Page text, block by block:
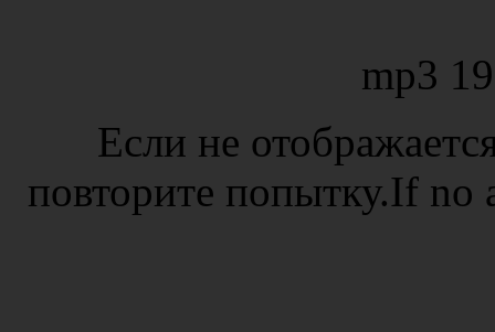
mp3
Если не
повторите попытку.If